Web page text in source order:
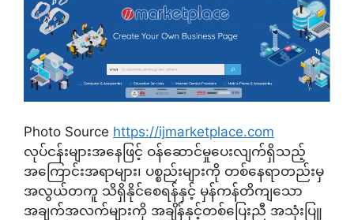
Photo Source https://ijmarketplace.com
လုပ်ငန်းများအနေဖြင့် ဝန်ဆောင်မှုပေးလျက်ရှိသည့်
အကြောင်းအရာများ၊ ပစ္စည်းများကို တစ်နေရာတည်းမှ
အလွယ်တကူ သိရှိနိုင်စေရန်နှင့် မှန်ကန်တိကျသော
အချက်အလက်များကို အချိန်နှင့်တစ်ပြေးညီ အသုံးပြူ